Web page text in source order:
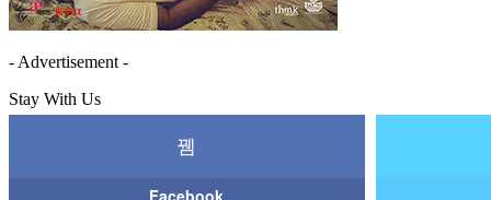
- Advertisement -
Stay With Us
Facebook